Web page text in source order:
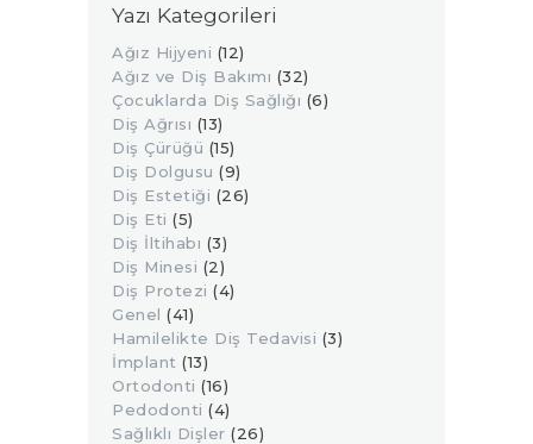
Yazı Kategorileri
Ağız Hijyeni (12)
Ağız ve Diş Bakımı (32)
Çocuklarda Diş Sağlığı (6)
Diş Ağrısı (13)
Diş Çürüğü (15)
Diş Dolgusu (9)
Diş Estetiği (26)
Diş Eti (5)
Diş İltihabı (3)
Diş Minesi (2)
Diş Protezi (4)
Genel (41)
Hamilelikte Diş Tedavisi (3)
İmplant (13)
Ortodonti (16)
Pedodonti (4)
Sağlıklı Dişler (26)